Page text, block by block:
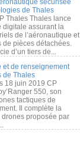
sécurisée
de Thales
Thales Thales lance
digitale assurant la
de l’aéronautique et
de pièces détachées.
d’un tiers de...
et de renseignement
de Thales
18 juin 2019 CP
550, son
tactiques de
Il complète la
proposée par